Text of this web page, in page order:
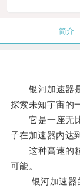
简介
银河加速器是
探索未知宇宙的
它是一座无比
子在加速器内达
这种高速的粒
可能。
银河加速器的